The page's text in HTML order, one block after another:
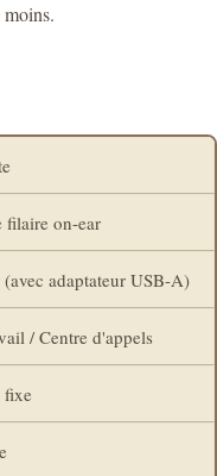
filaire on-ear
adaptateur USB-A)
/ Centre d'appels
fixe